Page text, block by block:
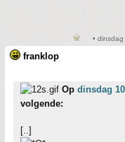
•
franklop
Op dinsdag
volgende:
[..]